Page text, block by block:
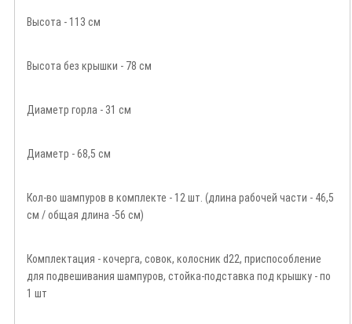
Высота - 113 см
Высота без крышки - 78 см
Диаметр горла - 31 см
Диаметр - 68,5 см
Кол-во шампуров в комплекте - 12 шт. (длина рабочей части - 46,5
см / общая длина -56 см)
Комплектация - кочерга, совок, колосник d22, приспособление
для подвешивания шампуров, стойка-подставка под крышку - по
1 шт